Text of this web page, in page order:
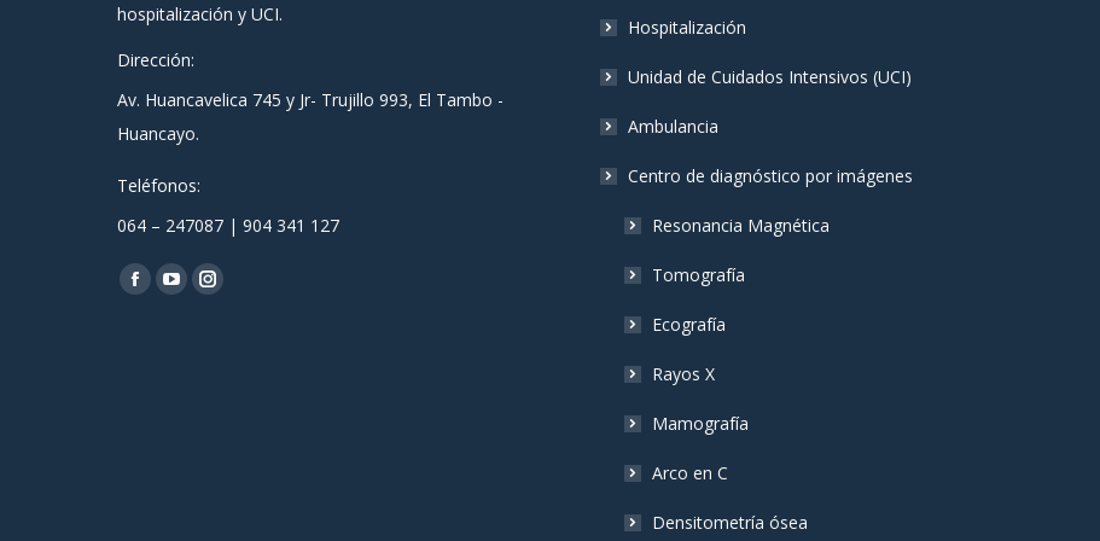
hospitalización y UCI.
Dirección:
Av. Huancavelica 745 y Jr- Trujillo 993, El Tambo -
Huancayo.
Teléfonos:
064 – 247087 | 904 341 127
Encuéntranos en:
Facebook
YouTubeInstagram
Hospitalización
Unidad de Cuidados Intensivos (UCI)
Ambulancia
Centro de diagnóstico por imágenes
Resonancia Magnética
Tomografía
Ecografía
Rayos X
Mamografía
Arco en C
Densitometría ósea